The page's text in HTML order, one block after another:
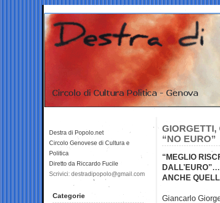
GIORGETTI,
“NO EURO”
“MEGLIO
ANCHE
Giancarlo
Destra di Popolo.net
Circolo Genovese di Cultura e
Politica
Diretto da Riccardo Fucile
Scrivici: destradipopolo@gmail.com
Categorie